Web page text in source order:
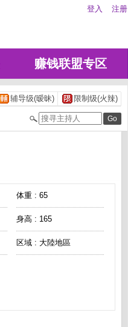
登入 注册
赚钱联盟专区
辅导级(暧昧) 限制级(火辣)
体重 : 65
身高 : 165
区域 : 大陸地區